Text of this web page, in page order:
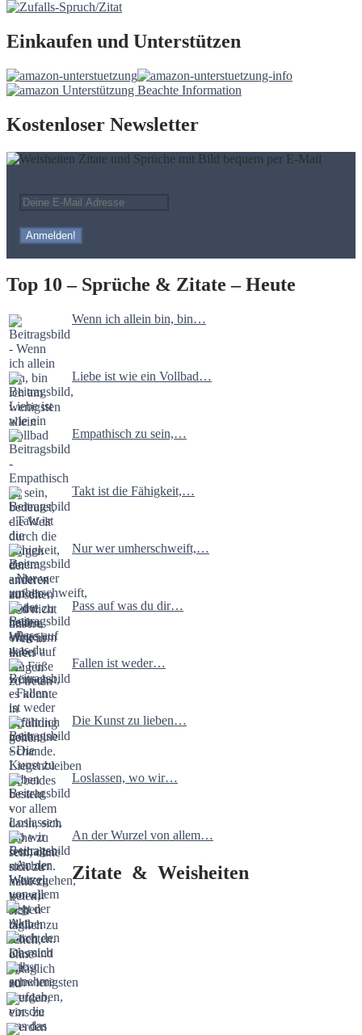
Einkaufen und Unterstützen
Kostenloser Newsletter
Top 10 – Sprüche & Zitate – Heute
Wenn ich allein bin, bin…
Liebe ist wie ein Vollbad…
Empathisch zu sein,…
Takt ist die Fähigkeit,…
Nur wer umherschweift,…
Pass auf was du dir…
Fallen ist weder…
Die Kunst zu lieben…
Loslassen, wo wir…
An der Wurzel von allem…
Zitate & Weisheiten